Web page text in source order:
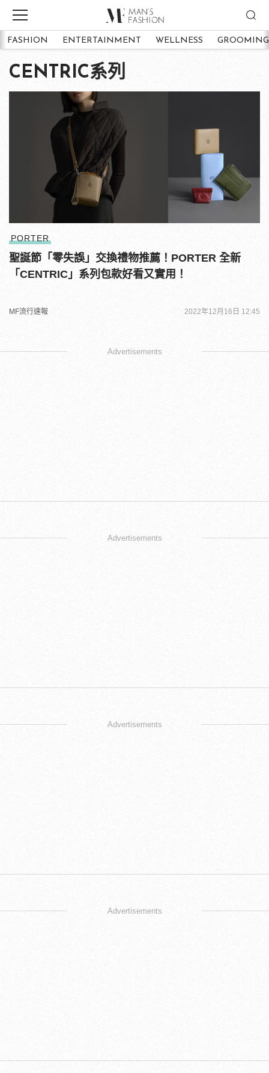
FASHION ENTERTAINMENT WELLNESS GROOMING
CENTRIC系列
PORTER
聖誕節「零失誤」交換禮物推薦！PORTER 全新
「CENTRIC」系列包款好看又實用！
MF流行速報 2022年12月16日 12:45
Advertisements
Advertisements
Advertisements
Advertisements